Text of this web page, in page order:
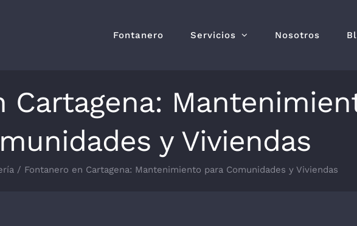
Fontanero Servicios Nosotros
Cartagena:
y Viviendas
Fontanero en Cartagena: Mantenimiento para Comunidades y Viviendas